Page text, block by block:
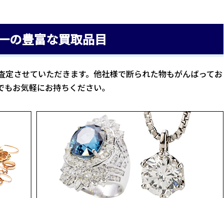
の豊富な買取品目
させていただきます。他社様で断られた物もがんばってお
お気軽にお持ちください。